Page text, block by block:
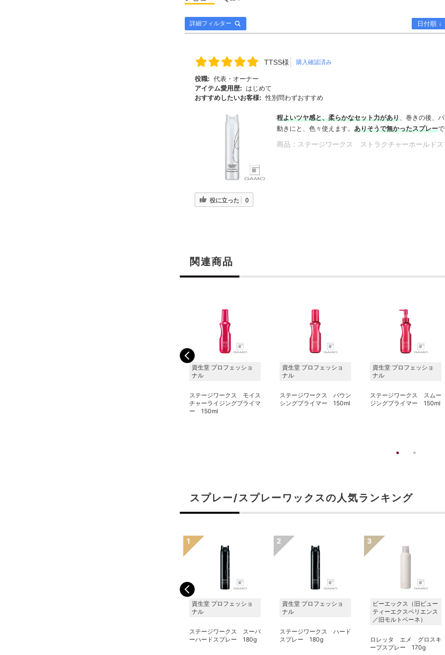
詳細フィルター 日付順 ↓
TTSS様 購入確認済み
役職: 代表・オーナー
アイテム愛用歴:
はじめて
おすすめしたいお客様: 性別問わずおすすめ
程よいツヤ感と、柔らかなセット力があり 、巻きの後、
動きにと、色々使えます。 ありそうで無かったスプレーで
商品： ステージワークス ストラクチャーホールド
役に立った 0
関連商品
資生堂 プロフェッショ
ナル
ステージワークス モイス
チャーライジングプライマ
ー 150ml
資生堂 プロフェッショ
ナル
ステージワークス バウン
シングプライマー 150ml
資生堂 プロフェッショ
ナル
ステージワークス スムー
ジングプライマー 150ml
スプレー/スプレーワックスの人気ランキング
資生堂 プロフェッショ
ナル
ステージワークス スーパ
ーハードスプレー 180g
資生堂 プロフェッショ
ナル
ステージワークス ハード
スプレー 180g
ビーエックス（旧ビュー
ティーエクスペリエンス
／旧モルトベーネ）
ロレッタ エメ グロスキ
ープスプレー 170g